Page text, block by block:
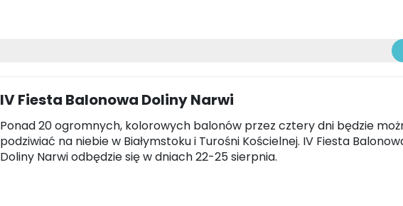
IV Fiesta Balonowa Doliny Narwi
Ponad 20 ogromnych, kolorowych balonów przez cztery dni będzie
podziwiać na niebie w Białymstoku i Turośni Kościelnej. IV Fiesta
Doliny Narwi odbędzie się w dniach 22-25 sierpnia.